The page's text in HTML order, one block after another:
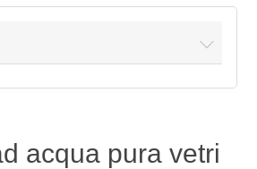
acqua pura vetri